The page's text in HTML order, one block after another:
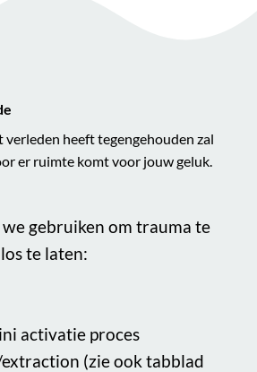
verleden heeft tegengehouden zal
er ruimte komt voor jouw geluk.
gebruiken om trauma te
te laten:
activatie proces
(zie ook tabblad